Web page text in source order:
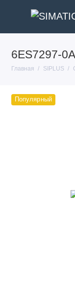
6ES7297-
Главная SIPLUS
Популярный